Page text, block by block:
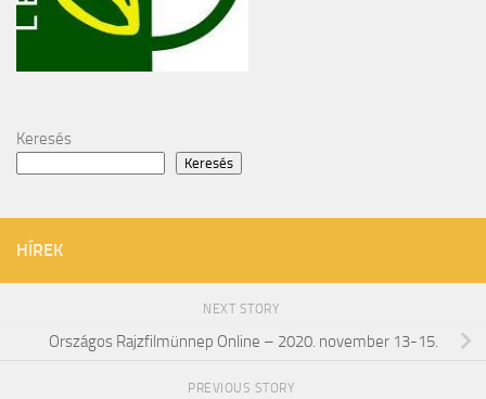
Keresés
Keresés
HÍREK
NEXT STORY
Országos Rajzfilmünnep Online – 2020. november 13-15.
PREVIOUS STORY